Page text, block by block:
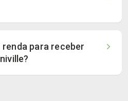
para receber